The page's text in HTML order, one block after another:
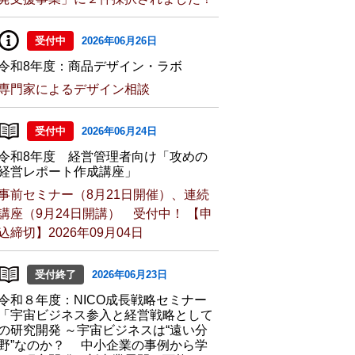
受付中 2026年06月26日
和8年度：商品デザイン・ラボ
門家によるデザイン相談
受付中 2026年06月24日
和8年度 経営管理者向け「攻めの
営レポート作成講座」
前セミナー（8月21日開催）、連続
座（9月24日開講） 受付中！ 【申
締切】2026年09月04日
受付終了 2026年06月23日
和８年度：NICO成長戦略セミナー
宇宙ビジネス参入と経営戦略として
研究開発 ～宇宙ビジネスは“遠い分
”なのか？ 中小企業の事例から学